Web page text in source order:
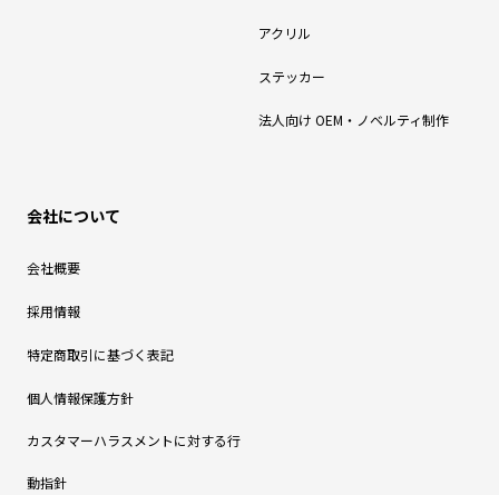
アクリル
ステッカー
法人向け OEM・ノベルティ制作
会社について
会社概要
採用情報
特定商取引に基づく表記
個人情報保護方針
カスタマーハラスメントに対する行
動指針